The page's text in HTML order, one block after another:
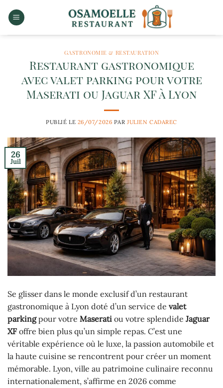
GASTRONOMIE & RESTAURATION
Restaurant gastronomique
avec valet parking pour votre
Maserati ou Jaguar XF à Lyon
PUBLIÉ LE 26/07/2026 PAR JULIEN CADAREC
26
Juil
Se glisser dans le monde exclusif d’un restaurant
gastronomique à Lyon doté d’un service de valet
parkingpour votre Maserati ou votre splendide Jaguar
XF offre bien plus qu’un simple repas. C’est une
véritable expérience où le luxe, la passion automobile et
la haute cuisine se rencontrent pour créer un moment
mémorable. Lyon, ville au patrimoine culinaire reconnu
internationalement, s’affirme en 2026 comme